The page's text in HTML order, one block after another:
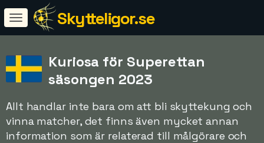
Skytteligor.se
Kuriosa för Superettan
säsongen 2023
Allt handlar inte bara om att bli skyttekung och
vinna matcher, det finns även mycket annan
information som är relaterad till målgörare och